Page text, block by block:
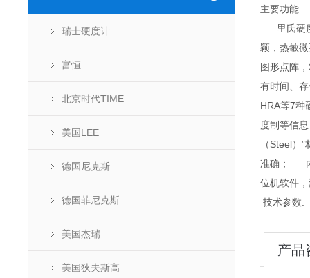
瑞士硬度计
富恒
北京时代TIME
美国LEE
德国尼克斯
德国菲尼克斯
美国杰瑞
美国狄夫斯高
主要功能:
里氏硬度
颖，热敏
图形点阵
有时间、
HRA等7种
度制等信
（Steel）
准确； 内
位机软件
技术参数:
产品